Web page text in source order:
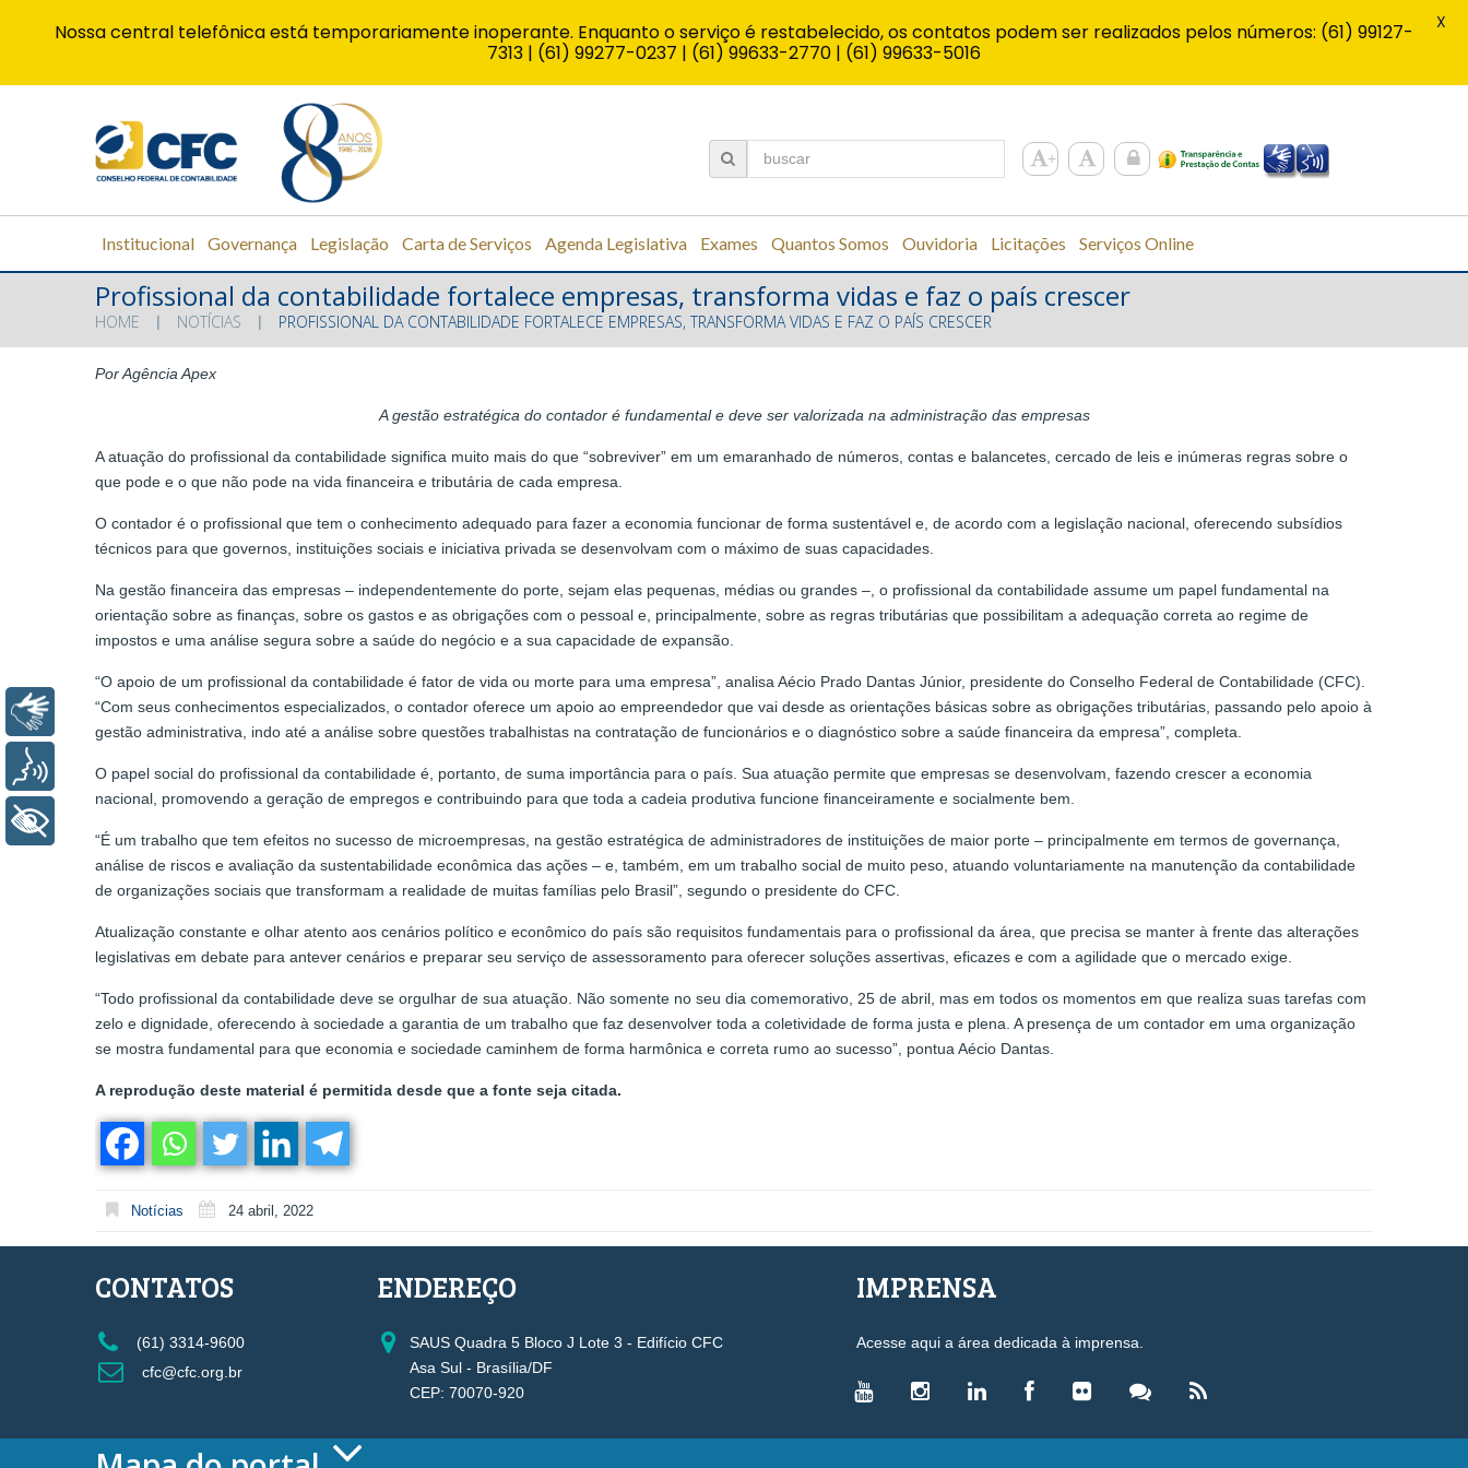
Institucional Governança Legislação Carta de Serviços Agenda Legislativa Exames Quantos Somos Ouvidoria Licitações Serviços Online
Profissional da contabilidade fortalece empresas, transforma vidas e faz o país crescer
HOME NOTÍCIAS PROFISSIONAL DA CONTABILIDADE FORTALECE EMPRESAS, TRANSFORMA VIDAS E FAZ O PAÍS CRESCER
Por Agência Apex
A gestão estratégica do contador é fundamental e deve ser valorizada na administração das empresas
A atuação do profissional da contabilidade significa muito mais do que “sobreviver” em um emaranhado de números, contas e balancetes, cercado de leis e inúmeras regras sobre o
que pode e o que não pode na vida financeira e tributária de cada empresa.
O contador é o profissional que tem o conhecimento adequado para fazer a economia funcionar de forma sustentável e, de acordo com a legislação nacional, oferecendo subsídios
técnicos para que governos, instituições sociais e iniciativa privada se desenvolvam com o máximo de suas capacidades.
Na gestão financeira das empresas – independentemente do porte, sejam elas pequenas, médias ou grandes –, o profissional da contabilidade assume um papel fundamental na
orientação sobre as finanças, sobre os gastos e as obrigações com o pessoal e, principalmente, sobre as regras tributárias que possibilitam a adequação correta ao regime de
impostos e uma análise segura sobre a saúde do negócio e a sua capacidade de expansão.
“O apoio de um profissional da contabilidade é fator de vida ou morte para uma empresa”, analisa Aécio Prado Dantas Júnior, presidente do Conselho Federal de Contabilidade (CFC).
“Com seus conhecimentos especializados, o contador oferece um apoio ao empreendedor que vai desde as orientações básicas sobre as obrigações tributárias, passando pelo apoio à
gestão administrativa, indo até a análise sobre questões trabalhistas na contratação de funcionários e o diagnóstico sobre a saúde financeira da empresa”, completa.
O papel social do profissional da contabilidade é, portanto, de suma importância para o país. Sua atuação permite que empresas se desenvolvam, fazendo crescer a economia
nacional, promovendo a geração de empregos e contribuindo para que toda a cadeia produtiva funcione financeiramente e socialmente bem.
“É um trabalho que tem efeitos no sucesso de microempresas, na gestão estratégica de administradores de instituições de maior porte – principalmente em termos de governança,
análise de riscos e avaliação da sustentabilidade econômica das ações – e, também, em um trabalho social de muito peso, atuando voluntariamente na manutenção da contabilidade
de organizações sociais que transformam a realidade de muitas famílias pelo Brasil”, segundo o presidente do CFC.
Atualização constante e olhar atento aos cenários político e econômico do país são requisitos fundamentais para o profissional da área, que precisa se manter à frente das alterações
legislativas em debate para antever cenários e preparar seu serviço de assessoramento para oferecer soluções assertivas, eficazes e com a agilidade que o mercado exige.
“Todo profissional da contabilidade deve se orgulhar de sua atuação. Não somente no seu dia comemorativo, 25 de abril, mas em todos os momentos em que realiza suas tarefas com
zelo e dignidade, oferecendo à sociedade a garantia de um trabalho que faz desenvolver toda a coletividade de forma justa e plena. A presença de um contador em uma organização
se mostra fundamental para que economia e sociedade caminhem de forma harmônica e correta rumo ao sucesso”, pontua Aécio Dantas.
A reprodução deste material é permitida desde que a fonte seja citada.
Notícias 24 abril, 2022
CONTATOS
(61) 3314-9600
cfc@cfc.org.br
ENDEREÇO
SAUS Quadra 5 Bloco J Lote 3 - Edifício CFC
Asa Sul - Brasília/DF
CEP: 70070-920
IMPRENSA
Acesse aqui a área dedicada à imprensa.
Nossa central telefônica está temporariamente inoperante. Enquanto o serviço é restabelecido, os contatos podem ser realizados pelos números: (61) 99127-
7313 | (61) 99277-0237 | (61) 99633-2770 | (61) 99633-5016
X
Libras
Voz